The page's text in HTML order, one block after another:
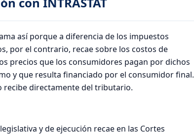
así porque a diferencia de los impuestos
por el contrario, recae sobre los costos de
precios que los consumidores pagan por dichos
y que resulta financiado por el consumidor final.
recibe directamente del tributario.
y de ejecución recae en las Cortes